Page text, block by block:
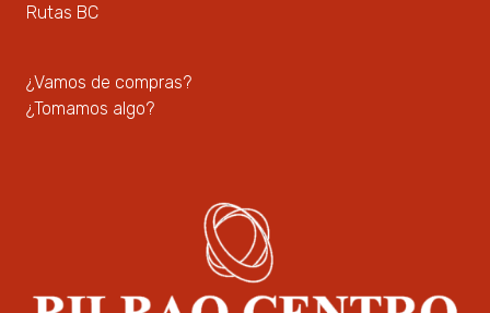
Rutas BC
¿Vamos de compras?
¿Tomamos algo?